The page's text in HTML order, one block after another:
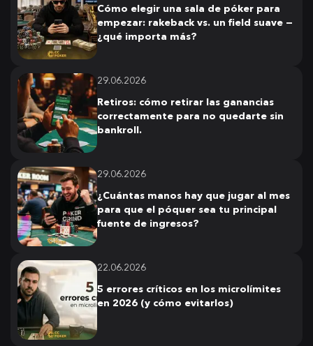
Cómo elegir una sala de póker para
empezar: rakeback vs. un field suave —
¿qué importa más?
29.06.2026
Retiros: cómo retirar las ganancias
correctamente para no quedarte sin
bankroll.
29.06.2026
¿Cuántas manos hay que jugar al mes
para que el póquer sea tu principal
fuente de ingresos?
22.06.2026
5 errores críticos en los microlímites
en 2026 (y cómo evitarlos)